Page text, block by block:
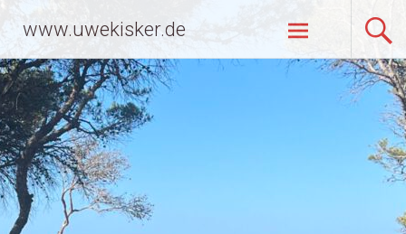
Inhalt
springen
www.uwekisker.de